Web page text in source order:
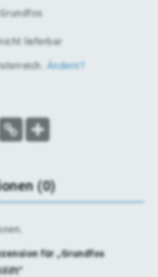
Grundfos
nicht lieferbar
Ändern?
(0)
für „Grundfos